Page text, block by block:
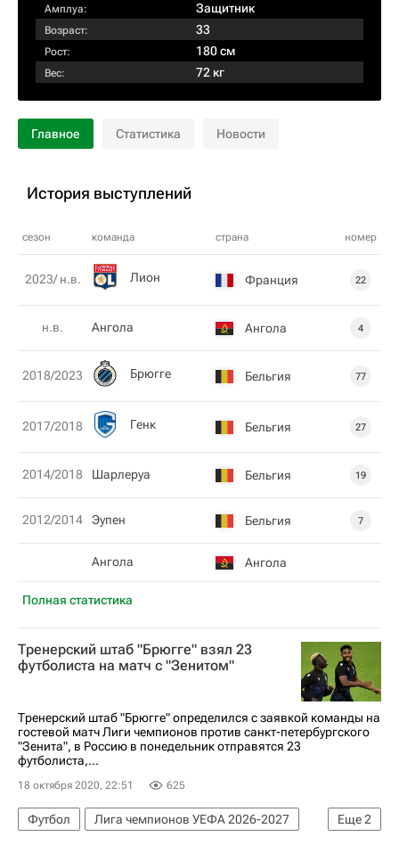
Амплуа: Защитник
Возраст: 33
Рост: 180 см
Вес: 72 кг
Главное Статистика Новости
История выступлений
сезон команда страна номер
Полная статистика
2023/ н.в. Лион Франция 22
н.в. Ангола Ангола 4
2018/2023 Брюгге Бельгия 77
2017/2018 Генк Бельгия 27
2014/2018 Шарлеруа Бельгия 19
2012/2014 Эупен Бельгия 7
Ангола Ангола
Тренерский штаб "Брюгге" взял 23
футболиста на матч с "Зенитом"
Тренерский штаб "Брюгге" определился с заявкой команды на
гостевой матч Лиги чемпионов против санкт-петербургского
"Зенита", в Россию в понедельник отправятся 23
футболиста,...
18 октября 2020, 22:51 625
Еще2
Футбол
Лига чемпионов УЕФА 2026-2027